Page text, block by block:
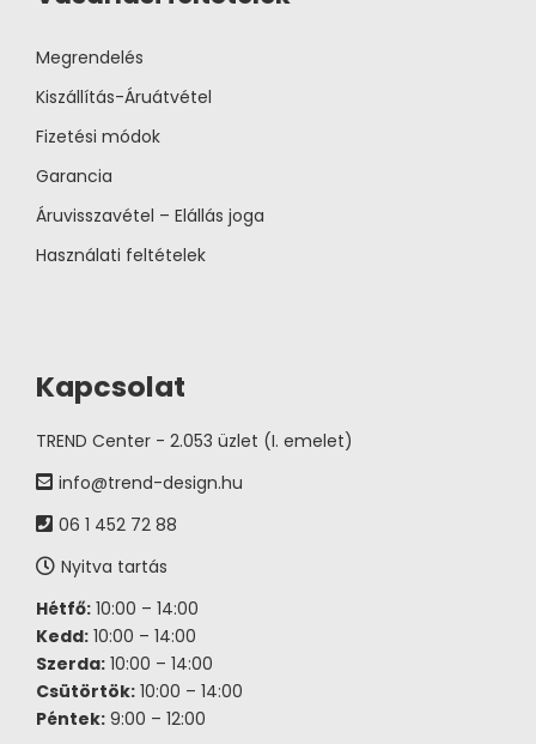
Megrendelés
Kiszállítás-Áruátvétel
Fizetési módok
Garancia
Áruvisszavétel – Elállás joga
Használati feltételek
Kapcsolat
TREND Center - 2.053 üzlet (I. emelet)
info@trend-design.hu
06 1 452 72 88
Nyitva tartás
Hétfő: 10:00 – 14:00
Kedd: 10:00 – 14:00
Szerda: 10:00 – 14:00
Csütörtök: 10:00 – 14:00
Péntek: 9:00 – 12:00